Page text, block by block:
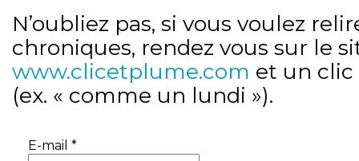
N’oubliez pas, si vous voulez
chroniques, rendez vous sur le
www.clicetplume.com et un clic
(ex. « comme un lundi »).
E-mail *